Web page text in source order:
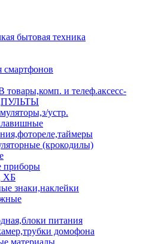
бытовая техника
смартфонов
товары,комп. и телеф.аксесс-
устр.
(крокодилы)
приборы
ХБ
знаки,наклейки
питания
домофона